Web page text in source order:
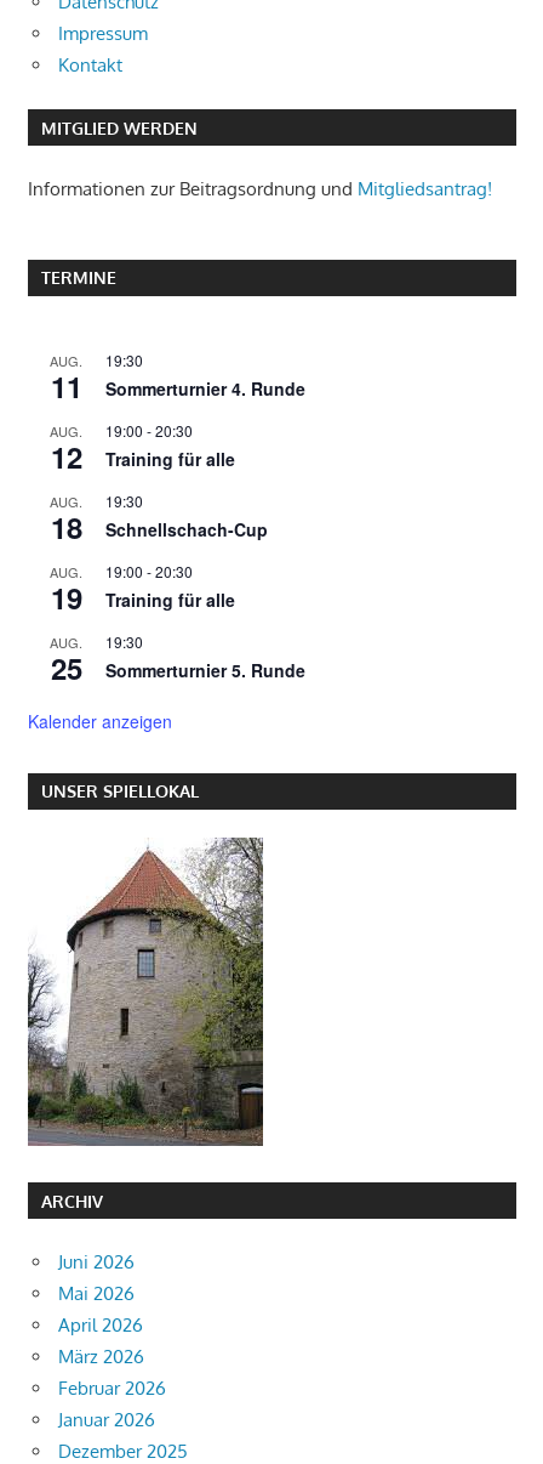
Impressum
Kontakt
MITGLIED WERDEN
Informationen zur Beitragsordnung und Mitgliedsantrag!
TERMINE
AUG.
11
19:30
Sommerturnier 4. Runde
AUG.
12
19:00 -20:30
Training für alle
AUG.
18
19:30
Schnellschach-Cup
AUG.
19
19:00 -20:30
Training für alle
AUG.
25
19:30
Sommerturnier 5. Runde
Kalender anzeigen
UNSER SPIELLOKAL
ARCHIV
Juni 2026
Mai 2026
April 2026
März 2026
Februar 2026
Januar 2026
Dezember 2025